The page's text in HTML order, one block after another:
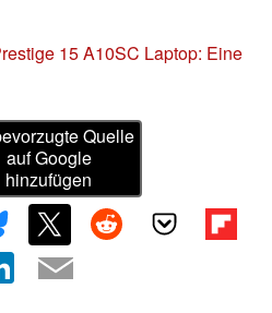
15 A10SC Laptop: Eine
Quelle
auf Google
hinzufügen